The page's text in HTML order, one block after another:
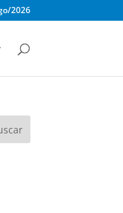
2026